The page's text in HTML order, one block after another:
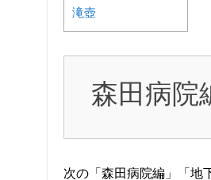
滝壺
森田病院
次の「森田病院編」「地